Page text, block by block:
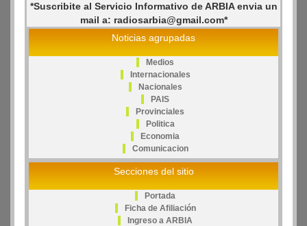
*Suscribite al Servicio Informativo de ARBIA envia un
mail a: radiosarbia@gmail.com*
Noticias agrupadas
Medios
Internacionales
Nacionales
PAIS
Provinciales
Politica
Economia
Comunicacion
Secciones del sitio
Portada
Ficha de Afiliación
Ingreso a ARBIA